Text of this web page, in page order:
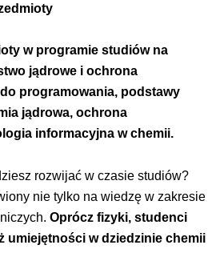
w programie studiów na
jądrowe i ochrona
programowania, podstawy
jądrowa, ochrona
informacyjna w chemii.
rozwijać w czasie studiów?
nie tylko na wiedzę w zakresie
Oprócz fizyki, studenci
umiejętności w dziedzinie chemii